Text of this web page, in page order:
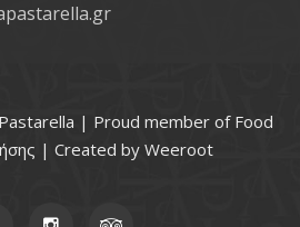
| Proud member of Food
| Created by Weeroot